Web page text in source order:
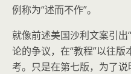
例称为“述而不作”。
就像前述美国沙利文案引出
论的争议，在“教程”以往
考。只是在第七版，为了